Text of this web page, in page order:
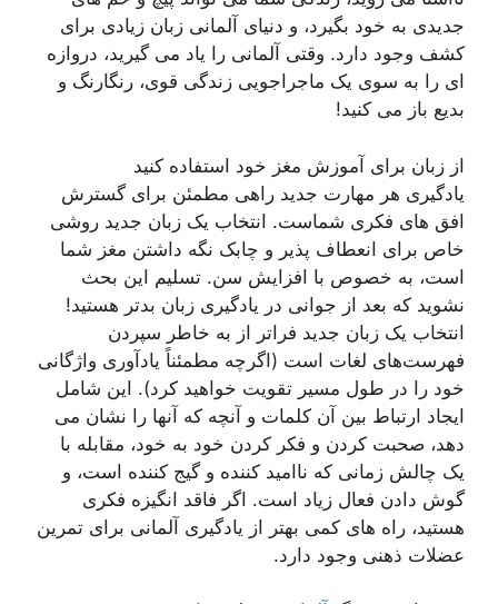
جدیدی به خود بگیرد، و دنیای آلمانی زبان زیادی برای
کشف وجود دارد. وقتی آلمانی را یاد می گیرید، دروازه
ای را به سوی یک ماجراجویی زندگی قوی، رنگارنگ و
بدیع باز می کنید!
از زبان برای آموزش مغز خود استفاده کنید
یادگیری هر مهارت جدید راهی مطمئن برای گسترش
افق های فکری شماست. انتخاب یک زبان جدید روشی
خاص برای انعطاف پذیر و چابک نگه داشتن مغز شما
است، به خصوص با افزایش سن. تسلیم این بحث
نشوید که بعد از جوانی در یادگیری زبان بدتر هستید!
انتخاب یک زبان جدید فراتر از به خاطر سپردن
فهرست‌های لغات است (اگرچه مطمئناً یادآوری واژگانی
خود را در طول مسیر تقویت خواهید کرد). این شامل
ایجاد ارتباط بین آن کلمات و آنچه که آنها را نشان می
دهد، صحبت کردن و فکر کردن خود به خود، مقابله با
یک چالش زمانی که ناامید کننده و گیج کننده است، و
گوش دادن فعال زیاد است. اگر فاقد انگیزه فکری
هستید، راه های کمی بهتر از یادگیری آلمانی برای تمرین
عضلات ذهنی وجود دارد.